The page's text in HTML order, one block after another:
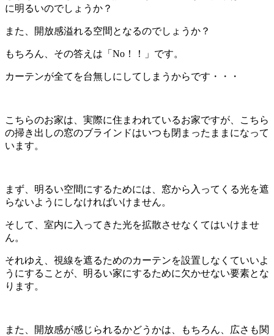
に明るいのでしょうか？
また、開放感溢れる空間となるのでしょうか？
もちろん、その答えは「No！！」です。
カーテンが全てを台無しにしてしまうからです・・・
こちらのお家は、実際に住まわれているお家ですが、こちら
の掃き出しの窓のブラインドはいつも閉まったままになって
います。
まず、明るい空間にするためには、窓から入ってくる光を遮
らないようにしなければいけません。
そして、室内に入ってきた光を拡散させなくてはいけませ
ん。
それゆえ、視線を遮るためのカーテンを設置しなくていいよ
うにすることが、明るい家にするために欠かせない要素とな
ります。
また、開放感が感じられるかどうかは、もちろん、広さも関